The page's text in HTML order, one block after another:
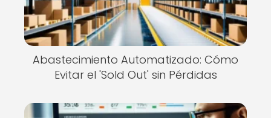
Abastecimiento Automatizado: Cómo
Evitar el 'Sold Out' sin Pérdidas